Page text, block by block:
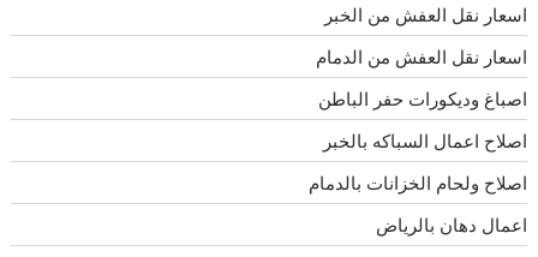
اسعار نقل العفش من الخبر
اسعار نقل العفش من الدمام
اصباغ وديكورات حفر الباطن
اصلاح اعمال السباكه بالخبر
اصلاح ولحام الخزانات بالدمام
اعمال دهان بالرياض